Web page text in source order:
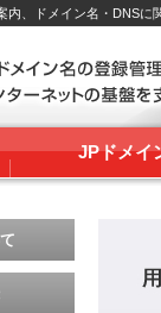
内、ドメイン名・DNSに
JPドメイ